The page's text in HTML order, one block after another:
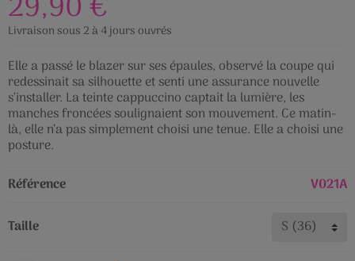
Livraison sous 2 à 4 jours ouvrés
Elle a passé le blazer sur ses épaules, observé la coupe qui
redessinait sa silhouette et senti une assurance nouvelle
s’installer. La teinte cappuccino captait la lumière, les
manches froncées soulignaient son mouvement. Ce matin-
là, elle n’a pas simplement choisi une tenue. Elle a choisi une
posture.
Référence
V021A
Taille